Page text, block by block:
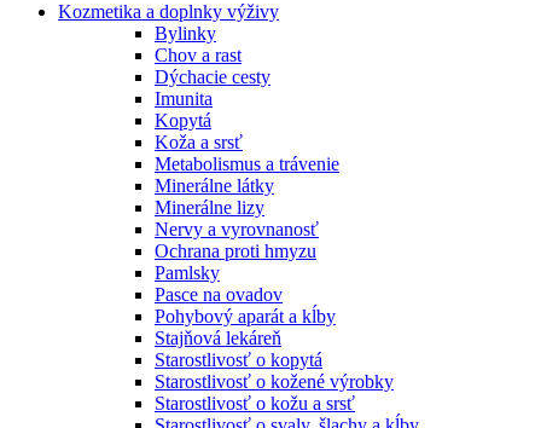
Kozmetika a doplnky výživy
Bylinky
Chov a rast
Dýchacie cesty
Imunita
Kopytá
Koža a srsť
Metabolismus a trávenie
Minerálne látky
Minerálne lizy
Nervy a vyrovnanosť
Ochrana proti hmyzu
Pamlsky
Pasce na ovadov
Pohybový aparát a kĺby
Stajňová lekáreň
Starostlivosť o kopytá
Starostlivosť o kožené výrobky
Starostlivosť o kožu a srsť